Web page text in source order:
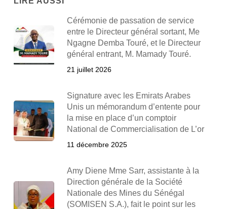
Cérémonie de passation de service
entre le Directeur général sortant, Me
Ngagne Demba Touré, et le Directeur
général entrant, M. Mamady Touré.
21 juillet 2026
Signature avec les Emirats Arabes
Unis un mémorandum d’entente pour
la mise en place d’un comptoir
National de Commercialisation de L’or
11 décembre 2025
Amy Diene Mme Sarr, assistante à la
Direction générale de la Société
Nationale des Mines du Sénégal
(SOMISEN S.A.), fait le point sur les